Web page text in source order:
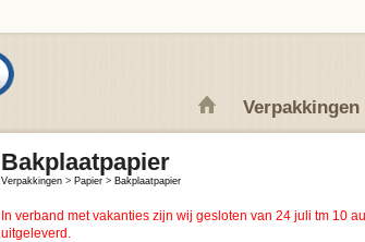
Verpakkingen
Bakplaatpapier
Verpakkingen > Papier > Bakplaatpapier
In verband met vakanties zijn wij gesloten van 24 juli tm 10
uitgeleverd.